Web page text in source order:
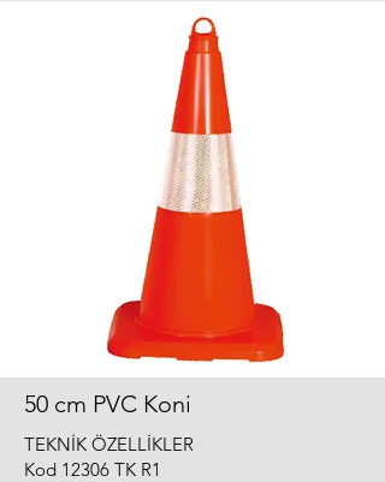
50 cm PVC Koni
TEKNİK ÖZELLİKLER
Kod 12306 TK R1